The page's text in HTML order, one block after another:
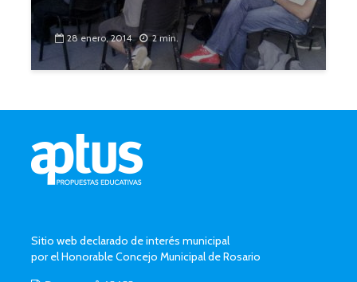
28 enero, 2014 2 min.
Sitio web declarado de interés municipal
por el Honorable Concejo Municipal de Rosario